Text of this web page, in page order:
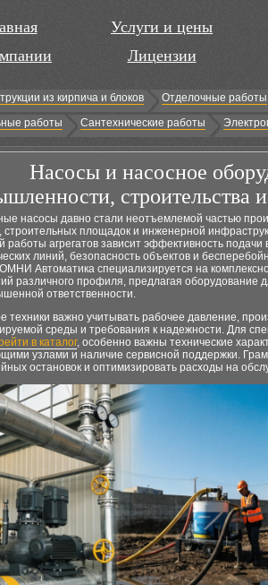
Услуги и цены
Лицензии
из кирпича и блоков Отделочные работы
работы Сантехнические работы
Насосы и насосное
строительства
насосы давно стали неотъемлемой частью
строительных площадок и инженерной
работы агрегатов зависит эффективность
линий, безопасность объектов и
Автоматика специализируется на
различного профиля, предлагая оборудование
ответственности.
техники важно учитывать рабочее давление,
среды и требования к надежности. Для
в каталог, особенно важны технические
узлами и наличие сервисной поддержки.
остановок и оптимизировать расходы на